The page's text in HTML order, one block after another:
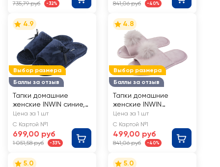
735,79 руб -32% 841,06 руб -40%
Выбор размера
Баллы за отзыв
4.9
Тапки домашние
женские INWIN синие,
Арт. LBS-WS002
Цена за 1 шт
С Картой №1
699,00 руб
1 051,58 руб -33%
Выбор размера
Баллы за отзыв
4.8
Тапки домашние
женские INWIN
сиреневые, Арт.
SCH21-P1935
Цена за 1 шт
С Картой №1
499,00 руб
841,06 руб -40%
5.0 5.0